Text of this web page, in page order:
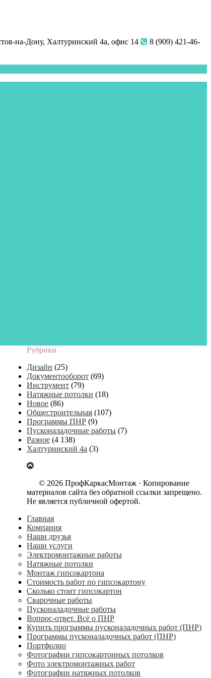
на-Дону, Халтуринский 4а, офис 14
8 (909) 421-46-
Рубрики
Дизайн (25)
Документооборот (69)
Инструмент (79)
Натяжные потолки (18)
Новое (86)
Общестроительная (107)
Программы ПНР (9)
Пусконаладочные работы (7)
Разное (4 138)
Халтуринский 4а (3)
© 2026 ПрофКаркасМонтаж · Копирование
материалов сайта без обратной ссылки запрещено.
Не является публичной офертой.
Главная
Компания
Наши друзья
Наши услуги
Электромонтажные работы
Натяжные потолки
Монтаж гипсокартона
Стоимость работ по гипсокартону
Сколько стоит гипсокартон
Сварочные работы
Пусконаладочные работы
Вопрос-ответ. Всё о ПНР
Купить программы пусконаладочных работ (ПНР)
Программы пусконаладочных работ (ПНР)
Портфолио
Фотографии гипсокартонных потолков
Фото электромонтажных работ
Фотографии натяжных потолков